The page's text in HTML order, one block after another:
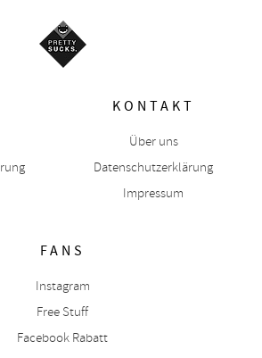
KONTAKT
Über uns
Datenschutzerklärung
Impressum
FANS
Instagram
Free Stuff
Facebook Rabatt